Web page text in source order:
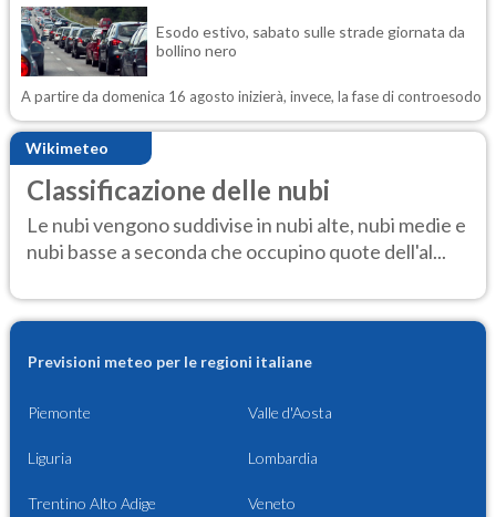
Esodo estivo, sabato sulle strade giornata da
bollino nero
A partire da domenica 16 agosto inizierà, invece, la fase di controesodo
Wikimeteo
Classificazione delle nubi
Le nubi vengono suddivise in nubi alte, nubi medie e
nubi basse a seconda che occupino quote dell'al...
Previsioni meteo per le regioni italiane
Piemonte Valle d'Aosta
Liguria Lombardia
Trentino Alto Adige Veneto